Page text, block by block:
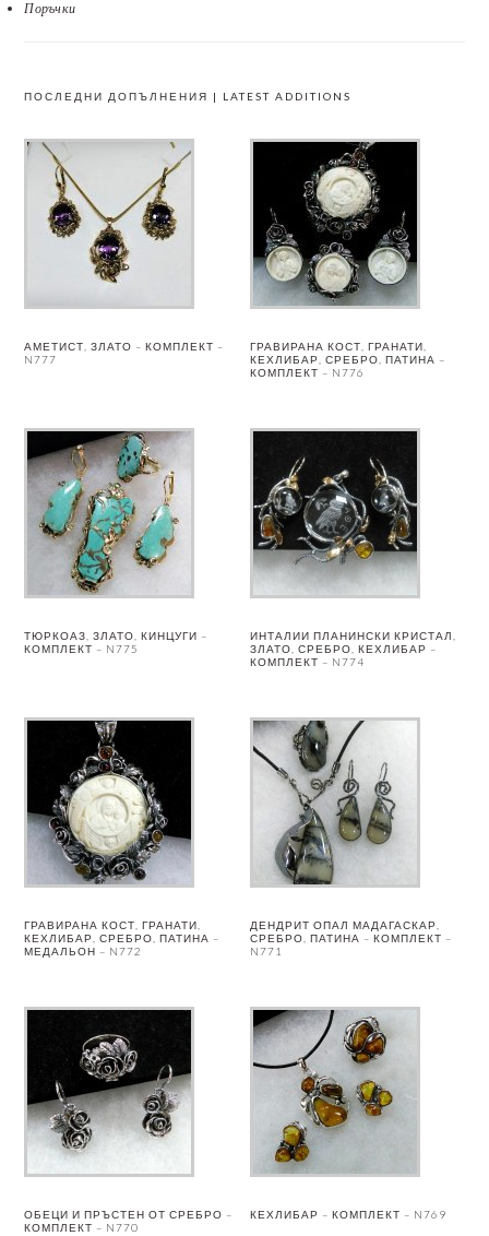
Поръчки
ПОСЛЕДНИ ДОПЪЛНЕНИЯ | LATEST ADDITIONS
АМЕТИСТ, ЗЛАТО – КОМПЛЕКТ –
N777
ГРАВИРАНА КОСТ, ГРАНАТИ,
КЕХЛИБАР, СРЕБРО, ПАТИНА –
КОМПЛЕКТ – N776
ТЮРКОАЗ, ЗЛАТО, КИНЦУГИ –
КОМПЛЕКТ – N775
ИНТАЛИИ ПЛАНИНСКИ КРИСТАЛ,
ЗЛАТО, СРЕБРО, КЕХЛИБАР –
КОМПЛЕКТ – N774
ГРАВИРАНА КОСТ, ГРАНАТИ,
КЕХЛИБАР, СРЕБРО, ПАТИНА –
МЕДАЛЬОН – N772
ДЕНДРИТ ОПАЛ МАДАГАСКАР,
СРЕБРО, ПАТИНА – КОМПЛЕКТ –
N771
ОБЕЦИ И ПРЪСТЕН ОТ СРЕБРО –
КОМПЛЕКТ – N770
КЕХЛИБАР – КОМПЛЕКТ – N769